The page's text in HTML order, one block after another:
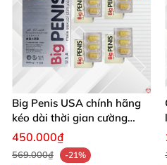
Big Penis USA chính hãng
kéo dài thời gian cường
dương chống xuất tinh sớm
hộp 12 viên
450.000₫
569.000₫
-21%